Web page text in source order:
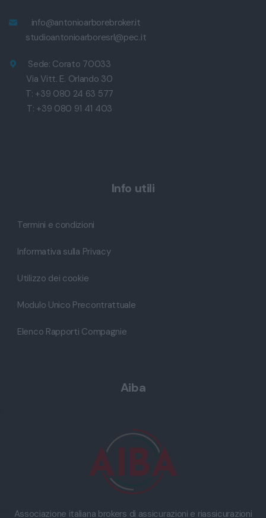
info@antonioarborebroker.it
studioantonioarboresrl@pec.it
Sede: Corato 70033
Via Vitt. E. Orlando 30
T: +39 080 24 63 577
T: +39 080 91 41 403
Info utili
Termini e condizioni
Informativa sulla Privacy
Utilizzo dei cookie
Modulo Unico Precontrattuale
Elenco Rapporti Compagnie
Aiba
Associazione italiana brokers di assicurazioni e riassicurazioni